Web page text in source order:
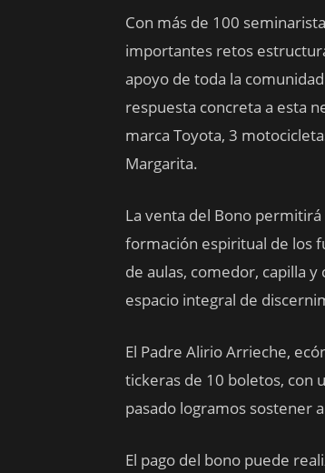
Con más de 100
importantes retos
apoyo de toda la
respuesta concreta a esta
marca Toyota, 3
Margarita.
La venta del Bono
formación espiritual de los
de aulas, comedor, capilla
espacio integral de
El Padre Alirio Arrieche,
tickeras de 10 boletos, con
pasado logramos sostener
El pago del bono puede